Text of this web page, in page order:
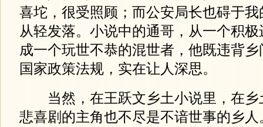
喜坨，很受照顾；而公安局长也碍于
从轻发落。小说中的通哥，从一个积
成一个玩世不恭的混世者，他既违背
国家政策法规，实在让人深思。
当然，在王跃文乡土小说里，在乡
悲喜剧的主角也不尽是不谙世事的乡